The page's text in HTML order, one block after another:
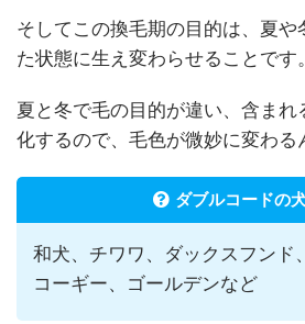
そしてこの換毛期の目的は、夏や
た状態に生え変わらせることです。
夏と冬で毛の目的が違い、含まれ
化するので、毛色が微妙に変わる
ダブルコードの
和犬、チワワ、ダックスフンド
コーギー、ゴールデンなど